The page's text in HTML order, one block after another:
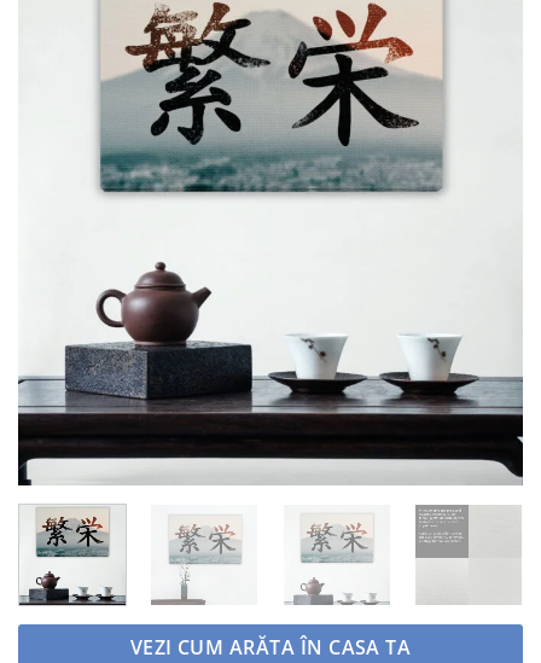
VEZI CUM ARĂTA ÎN CASA TA